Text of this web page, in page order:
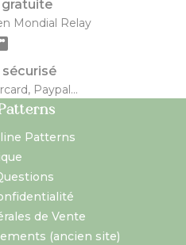
gratuite
Mondial Relay
Paypal...
Patterns
de Vente
(ancien site)